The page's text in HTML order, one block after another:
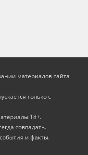
материалов сайта
только с
18+.
совпадать.
и факты.